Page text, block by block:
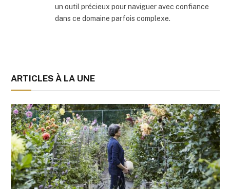
un outil précieux pour naviguer avec confiance
dans ce domaine parfois complexe.
ARTICLES À LA UNE